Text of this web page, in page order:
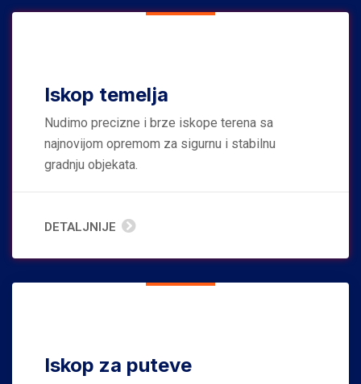
Iskop temelja
Nudimo precizne i brze iskope terena sa
najnovijom opremom za sigurnu i stabilnu
gradnju objekata.
DETALJNIJE
Iskop za puteve